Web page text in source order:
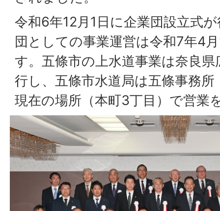
令和6年12月1日に企業団設立式
団としての事業運営は令和7年4
す。五條市の上水道事業は奈良
行し、五條市水道局は五條事務
現在の場所（本町3丁目）で営業